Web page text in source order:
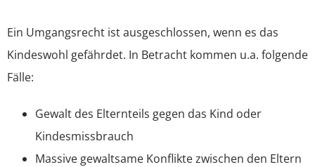
Ehewohnung
Vermögen
Steuern
Ein Umgangsrecht ist ausgeschlossen, wenn es das
Kindeswohl gefährdet. In Betracht kommen u.a. folgende
Fälle:
Gewalt des Elternteils gegen das Kind oder
Kindesmissbrauch
Massive gewaltsame Konflikte zwischen den Eltern